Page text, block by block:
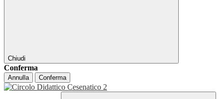
Chiudi
Conferma
Annulla Conferma